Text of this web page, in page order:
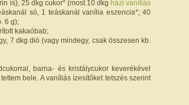
is), 25 dkg cukor* (most 10 dkg házi vaníliás
só, 1 teáskanál vanília eszencia*; 40
6 g);
kakaóbab;
7 dkg dió (vagy mindegy, csak összesen kb.
barna- és kristálycukor keverékével
bele. A vaníliás ízesítőket tetszés szerint